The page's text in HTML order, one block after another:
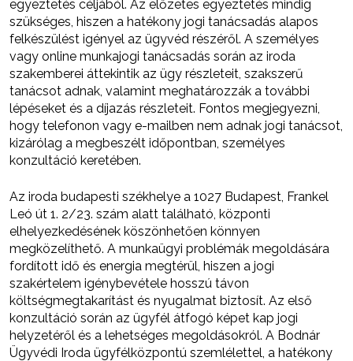
egyeztetés céljából. Az előzetes egyeztetés mindig
szükséges, hiszen a hatékony jogi tanácsadás alapos
felkészülést igényel az ügyvéd részéről. A személyes
vagy online munkajogi tanácsadás során az iroda
szakemberei áttekintik az ügy részleteit, szakszerű
tanácsot adnak, valamint meghatározzák a további
lépéseket és a díjazás részleteit. Fontos megjegyezni,
hogy telefonon vagy e-mailben nem adnak jogi tanácsot,
kizárólag a megbeszélt időpontban, személyes
konzultáció keretében.
Az iroda budapesti székhelye a 1027 Budapest, Frankel
Leó út 1. 2/23. szám alatt található, központi
elhelyezkedésének köszönhetően könnyen
megközelíthető. A munkaügyi problémák megoldására
fordított idő és energia megtérül, hiszen a jogi
szakértelem igénybevétele hosszú távon
költségmegtakarítást és nyugalmat biztosít. Az első
konzultáció során az ügyfél átfogó képet kap jogi
helyzetéről és a lehetséges megoldásokról. A Bodnár
Ügyvédi Iroda ügyfélközpontú szemlélettel, a hatékony